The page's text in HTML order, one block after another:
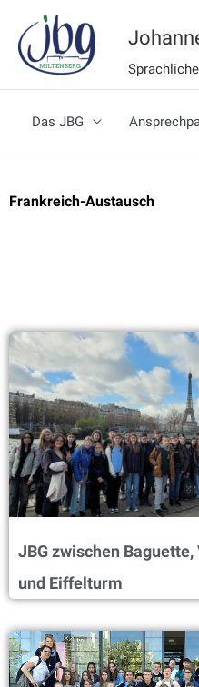
Inhalt
springen
Das JBG
Frankreich-Austausch
JBG zwischen Baguette,
und Eiffelturm